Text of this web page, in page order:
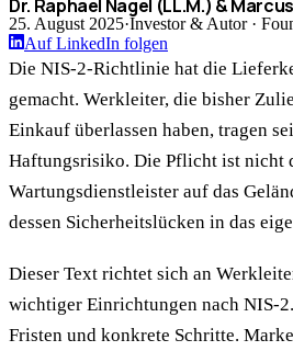
Dr. Raphael Nagel (LL.M.) &
25. August 2025·Investor & Autor ·
Auf LinkedIn folgen
Die NIS-2-Richtlinie hat die
gemacht. Werkleiter, die bisher
Einkauf überlassen haben, tragen
Haftungsrisiko. Die Pflicht ist nicht
Wartungsdienstleister auf das
dessen Sicherheitslücken in das
Dieser Text richtet sich an
wichtiger Einrichtungen nach NIS-
Fristen und konkrete Schritte.